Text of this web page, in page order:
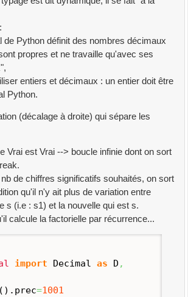
de Python définit des nombres décimaux
propres et ne travaille qu'avec ses
entiers et décimaux : un entier doit être
Python.
(décalage à droite) qui sépare les
Vrai est Vrai --> boucle infinie dont on sort
de chiffres significatifs souhaités, on sort
qu'il n'y ait plus de variation entre
s (i.e : s1) et la nouvelle qui est s.
calcule la factorielle par récurrence...
import Decimalas D ,
( ) . prec=1001